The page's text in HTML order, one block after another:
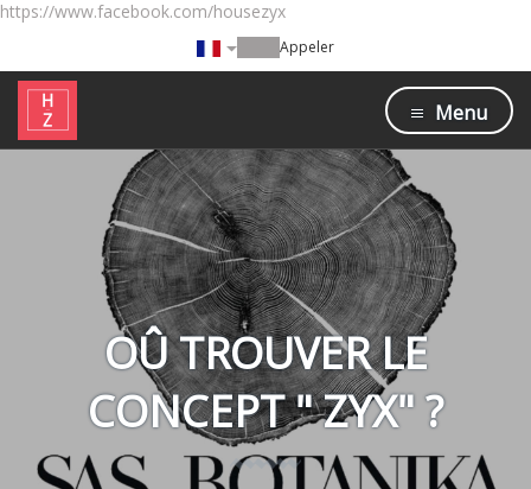
https://www.facebook.com/housezyx
Appeler
Menu
OÛ TROUVER LE
CONCEPT " ZYX" ?